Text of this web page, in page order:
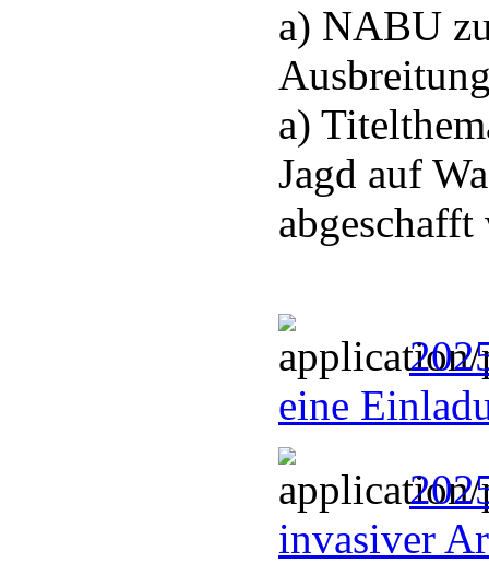
a) NABU
a)
Jagd auf
abgeschafft
eine
invasiver